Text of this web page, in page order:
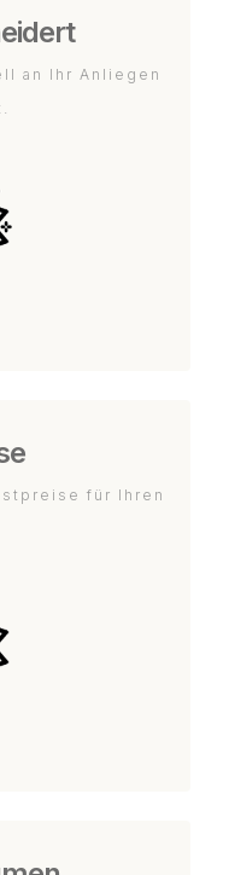
an Ihr Anliegen
für Ihren